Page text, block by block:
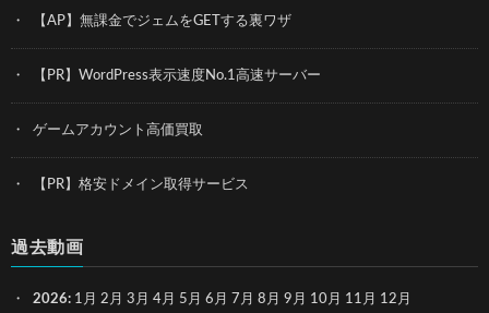
【AP】無課金でジェムをGETする裏ワザ
【PR】WordPress表示速度No.1高速サーバー
ゲームアカウント高価買取
【PR】格安ドメイン取得サービス
過去動画
2026: 1月 2月 3月 4月 5月 6月 7月 8月 9月 10月 11月 12月